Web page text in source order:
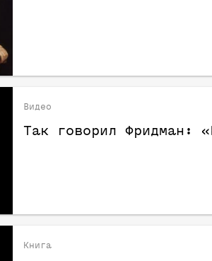
Видео
Так говорил Фридман:
Книга